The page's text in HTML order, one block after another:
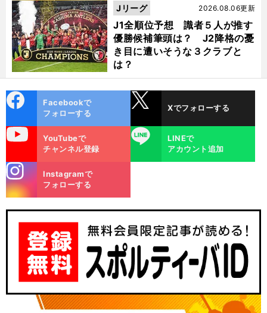
J1全順位予想 識者５人が推す
優勝候補筆頭は？ J2降格の憂
き目に遭いそうな３クラブと
は？
2026.08.06更新
Jリーグ
ok
Facebookで
フォローする
Xでフォローする
YouTubeで
チャンネル登録
LINE
LINEで
アカウント追加
m
Instagramで
フォローする